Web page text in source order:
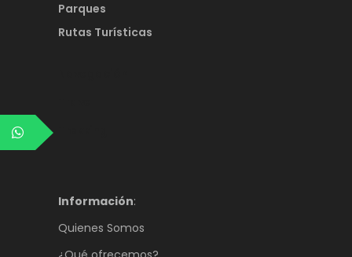
Parques
Rutas Turísticas
Información:
Quienes Somos